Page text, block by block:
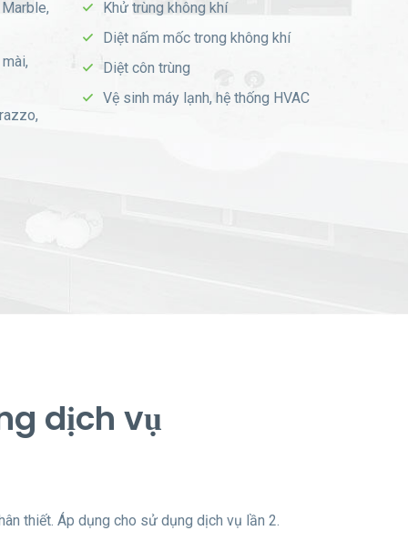
Khử trùng không khí
Diệt nấm mốc trong không khí
Diệt côn trùng
Vệ sinh máy lạnh, hệ thống HVAC
dịch vụ
thiết. Áp dụng cho sử dụng dịch vụ lần 2.